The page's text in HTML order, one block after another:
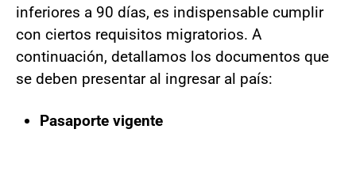
inferiores a 90 días, es indispensable cumplir
con ciertos requisitos migratorios. A
continuación, detallamos los documentos que
se deben presentar al ingresar al país:
Pasaporte vigente